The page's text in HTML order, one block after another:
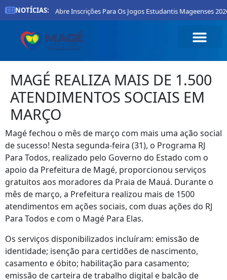
NOTÍCIAS:
De Magé Abre Inscrições Para Os Jogos Estudantis Mageenses 2026
MAGÉ REALIZA MAIS DE 1.500
ATENDIMENTOS SOCIAIS EM
MARÇO
Magé fechou o mês de março com mais uma ação social
de sucesso! Nesta segunda-feira (31), o Programa RJ
Para Todos, realizado pelo Governo do Estado com o
apoio da Prefeitura de Magé, proporcionou serviços
gratuitos aos moradores da Praia de Mauá. Durante o
mês de março, a Prefeitura realizou mais de 1500
atendimentos em ações sociais, com duas ações do RJ
Para Todos e com o Magé Para Elas.
Os serviços disponibilizados incluíram: emissão de
identidade; isenção para certidões de nascimento,
casamento e óbito; habilitação para casamento;
emissão de carteira de trabalho digital e balcão de